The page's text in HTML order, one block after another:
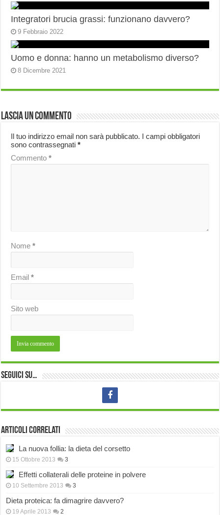
Integratori brucia grassi: funzionano davvero?
9 Febbraio 2022
Uomo e donna: hanno un metabolismo diverso?
8 Dicembre 2021
Lascia un commento
Il tuo indirizzo email non sarà pubblicato. I campi obbligatori
sono contrassegnati*
Commento*
Nome*
Email*
Sito web
Seguici su…
Articoli correlati
La nuova follia: la dieta del corsetto
15 Ottobre 2013 3
Effetti collaterali delle proteine in polvere
10 Settembre 2013 3
Dieta proteica: fa dimagrire davvero?
19 Aprile 2013 2